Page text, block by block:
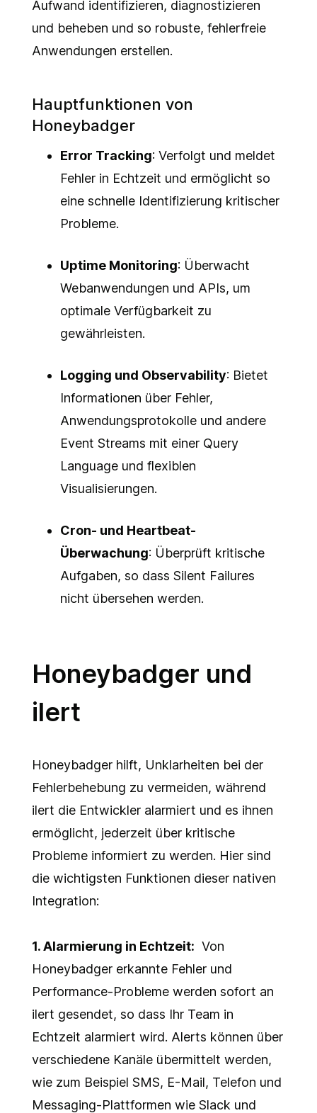
Aufwand identifizieren, diagnostizieren
und beheben und so robuste, fehlerfreie
Anwendungen erstellen.
Hauptfunktionen von
Honeybadger
Error Tracking: Verfolgt und meldet
Fehler in Echtzeit und ermöglicht so
eine schnelle Identifizierung kritischer
Probleme.
Uptime Monitoring: Überwacht
Webanwendungen und APIs, um
optimale Verfügbarkeit zu
gewährleisten.
Logging und Observability: Bietet
Informationen über Fehler,
Anwendungsprotokolle und andere
Event Streams mit einer Query
Language und flexiblen
Visualisierungen.
Cron- und Heartbeat-
Überwachung: Überprüft kritische
Aufgaben, so dass Silent Failures
nicht übersehen werden.
Honeybadger und
ilert
Honeybadger hilft, Unklarheiten bei der
Fehlerbehebung zu vermeiden, während
ilert die Entwickler alarmiert und es ihnen
ermöglicht, jederzeit über kritische
Probleme informiert zu werden. Hier sind
die wichtigsten Funktionen dieser nativen
Integration:
1.Alarmierung in Echtzeit: Von
Honeybadger erkannte Fehler und
Performance-Probleme werden sofort an
ilert gesendet, so dass Ihr Team in
Echtzeit alarmiert wird. Alerts können über
verschiedene Kanäle übermittelt werden,
wie zum Beispiel SMS, E-Mail, Telefon und
Messaging-Plattformen wie Slack und